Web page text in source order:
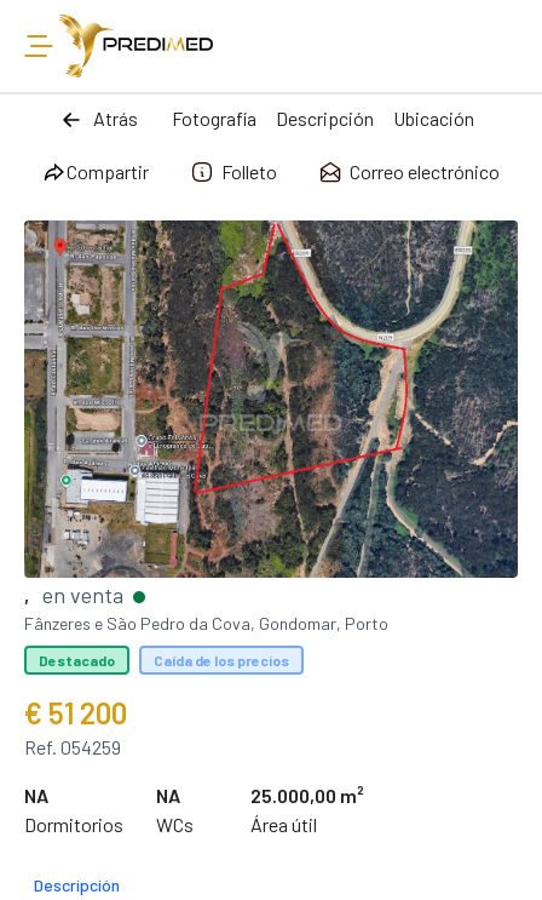
Atrás Fotografía Descripción Ubicación
Compartir Folleto Correo electrónico
, en venta
Fânzeres e São Pedro da Cova, Gondomar, Porto
Destacado Caída de los precios
€ 51 200
Ref. 054259
NA
Dormitorios
NA
WCs
25.000,00 m²
Área útil
Descripción